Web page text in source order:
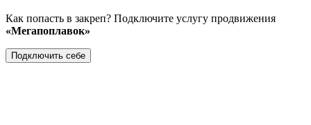
Как попасть в закреп? Подключите услугу продвижения
«Мегапоплавок»
Подключить себе